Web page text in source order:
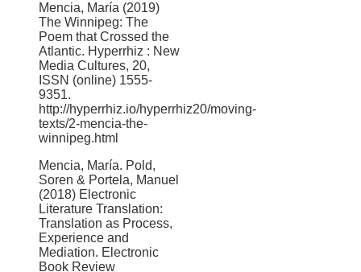
Mencia, María (2019)
The Winnipeg: The
Poem that Crossed the
Atlantic. Hyperrhiz : New
Media Cultures, 20,
ISSN (online) 1555-
9351.
http://hyperrhiz.io/hyperrhiz20/moving-
texts/2-mencia-the-
winnipeg.html
Mencia, María. Pold,
Soren & Portela, Manuel
(2018) Electronic
Literature Translation:
Translation as Process,
Experience and
Mediation. Electronic
Book Review